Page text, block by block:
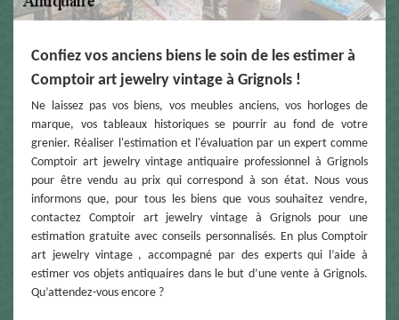
Confiez vos anciens biens le soin de les estimer à
Comptoir art jewelry vintage à Grignols !
Ne laissez pas vos biens, vos meubles anciens, vos horloges de
marque, vos tableaux historiques se pourrir au fond de votre
grenier. Réaliser l'estimation et l'évaluation par un expert comme
Comptoir art jewelry vintage antiquaire professionnel à Grignols
pour être vendu au prix qui correspond à son état. Nous vous
informons que, pour tous les biens que vous souhaitez vendre,
contactez Comptoir art jewelry vintage à Grignols pour une
estimation gratuite avec conseils personnalisés. En plus Comptoir
art jewelry vintage , accompagné par des experts qui l’aide à
estimer vos objets antiquaires dans le but d’une vente à Grignols.
Qu’attendez-vous encore ?